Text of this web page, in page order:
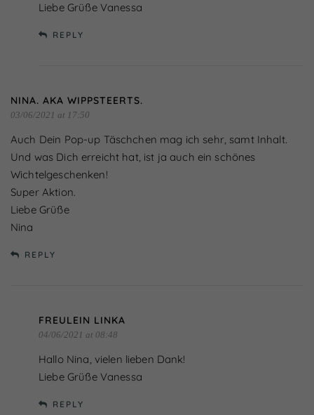
Liebe Grüße Vanessa
REPLY
NINA. AKA WIPPSTEERTS.
03/06/2021 at 17:50
Auch Dein Pop-up Täschchen mag ich sehr, samt Inhalt.
Und was Dich erreicht hat, ist ja auch ein schönes
Wichtelgeschenken!
Super Aktion.
Liebe Grüße
Nina
REPLY
FREULEIN LINKA
04/06/2021 at 08:48
Hallo Nina, vielen lieben Dank!
Liebe Grüße Vanessa
REPLY